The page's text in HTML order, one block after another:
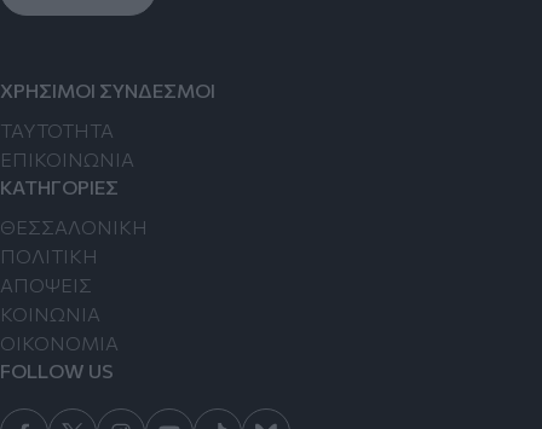
ΧΡΗΣΙΜΟΙ ΣΥΝΔΕΣΜΟΙ
TAYTOTHTA
ΕΠΙΚΟΙΝΩΝΙΑ
ΚΑΤΗΓΟΡΙΕΣ
ΘΕΣΣΑΛΟΝΙΚΗ
ΠΟΛΙΤΙΚΗ
ΑΠΟΨΕΙΣ
ΚΟΙΝΩΝΙΑ
ΟΙΚΟΝΟΜΙΑ
FOLLOW US